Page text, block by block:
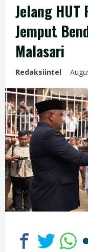
Jelang
Jemput
Malasari
Redaksiintel